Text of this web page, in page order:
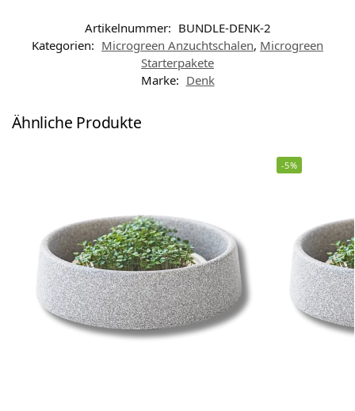
Artikelnummer: BUNDLE-DENK-2
Kategorien: Microgreen Anzuchtschalen, Microgreen
Starterpakete
Marke: Denk
Ähnliche Produkte
-5%